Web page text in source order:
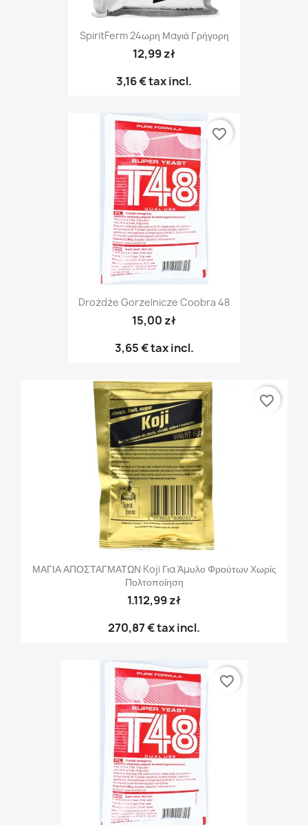
SpiritFerm 24ωρη Μαγιά Γρήγορη
12,99 zł
3,16 €tax incl.
Drożdże Gorzelnicze Coobra 48
15,00 zł
3,65 €tax incl.
favorite_border
ΜΑΓΙΑ ΑΠΟΣΤΑΓΜΑΤΩΝ Koji Για Άμυλο Φρούτων Χωρίς
Πολτοποίηση
1.112,99 zł
270,87 €tax incl.
favorite_border
favorite_border